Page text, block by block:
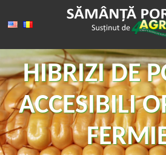
HIBRIZI DE
ACCESIBILI